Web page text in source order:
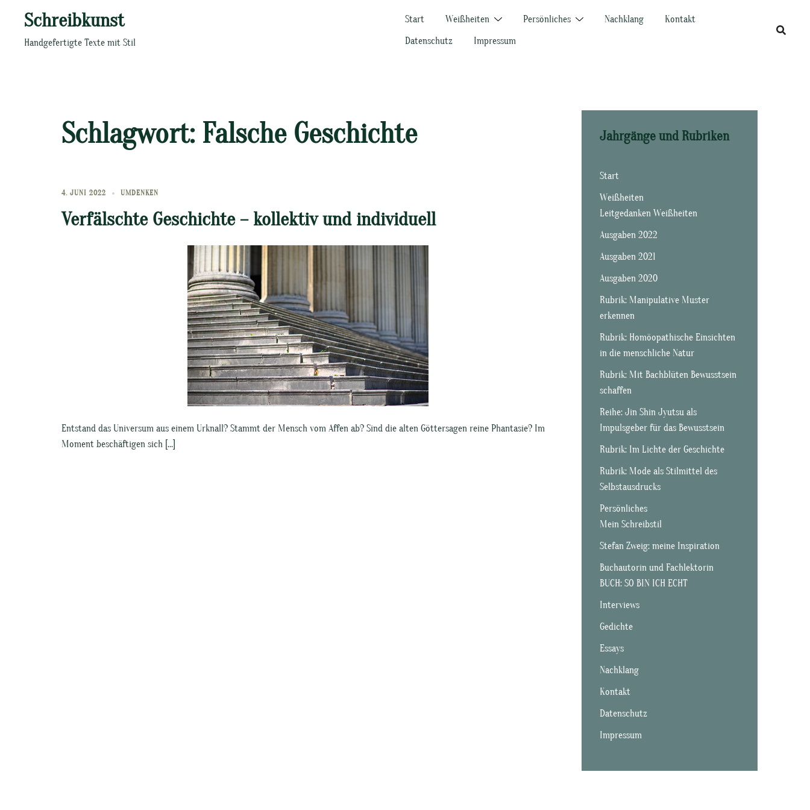
springen
Schreibkunst
Handgefertigte Texte mit Stil
Start Weißheiten Persönliches Nachklang
Kontakt
Datenschutz
Impressum
Schlagwort: Falsche Geschichte
4. JUNI 2022 UMDENKEN
Verfälschte Geschichte – kollektiv und individuell
Entstand das Universum aus einem Urknall? Stammt der Mensch vom Affen ab? Sind die alten Göttersagen reine Phantasie? Im
Moment beschäftigen sich […]
Jahrgänge und Rubriken
Start
Weißheiten
Leitgedanken Weißheiten
Ausgaben 2022
Ausgaben 2021
Ausgaben 2020
Rubrik: Manipulative Muster
erkennen
Rubrik: Homöopathische Einsichten
in die menschliche Natur
Rubrik: Mit Bachblüten Bewusstsein
schaffen
Reihe: Jin Shin Jyutsu als
Impulsgeber für das Bewusstsein
Rubrik: Im Lichte der Geschichte
Rubrik: Mode als Stilmittel des
Selbstausdrucks
Persönliches
Mein Schreibstil
Stefan Zweig: meine Inspiration
Buchautorin und Fachlektorin
BUCH: SO BIN ICH ECHT
Interviews
Gedichte
Essays
Nachklang
Kontakt
Datenschutz
Impressum